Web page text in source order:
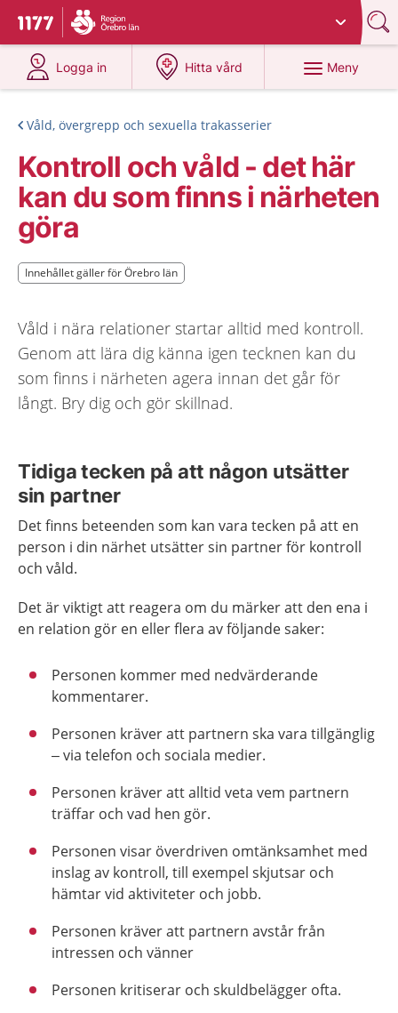
Till startsidan för 1177
Du har valt region
Logga in
på 1177.se
Hitta vård
på 1177.se
Meny
Våld, övergrepp och sexuella trakasserier
Kontroll och våld - det här
kan du som finns i närheten
göra
Innehållet gäller för Örebro län
Innehållet gäller för Örebro län
Våld i nära relationer startar alltid med kontroll.
Genom att lära dig känna igen tecknen kan du
som finns i närheten agera innan det går för
långt. Bry dig och gör skillnad.
Tidiga tecken på att någon utsätter
sin partner
Det finns beteenden som kan vara tecken på att en
person i din närhet utsätter sin partner för kontroll
och våld.
Det är viktigt att reagera om du märker att den ena i
en relation gör en eller flera av följande saker:
Personen kommer med nedvärderande
kommentarer.
Personen kräver att partnern ska vara tillgänglig
– via telefon och sociala medier.
Personen kräver att alltid veta vem partnern
träffar och vad hen gör.
Personen visar överdriven omtänksamhet med
inslag av kontroll, till exempel skjutsar och
hämtar vid aktiviteter och jobb.
Personen kräver att partnern avstår från
intressen och vänner
Personen kritiserar och skuldbelägger ofta.